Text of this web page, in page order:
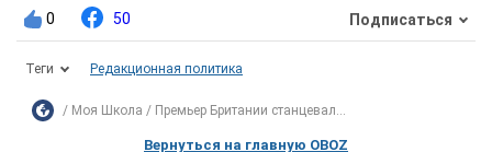
0 50 Подписаться
Теги Редакционная политика
Моя Школа Премьер Британии станцевал...
Вернуться на главную OBOZ